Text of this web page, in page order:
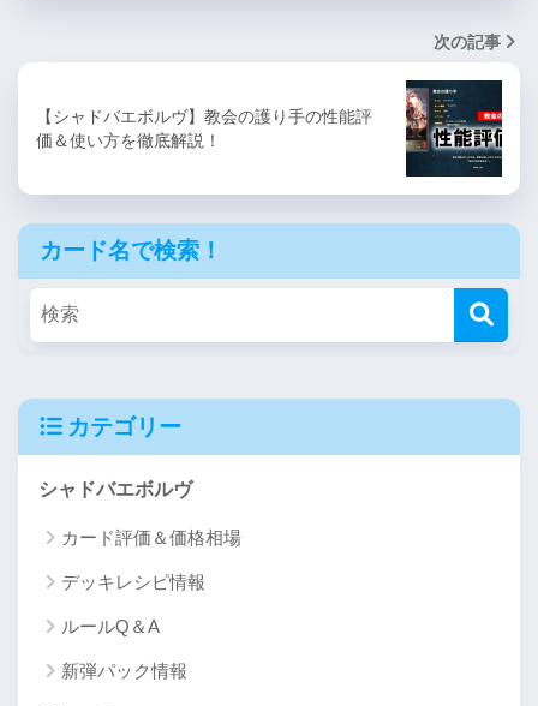
次の記事
【シャドバエボルヴ】教会の護り手の性能評
価＆使い方を徹底解説！
カード名で検索！
カテゴリー
シャドバエボルヴ
カード評価＆価格相場
デッキレシピ情報
ルールQ＆A
新弾パック情報